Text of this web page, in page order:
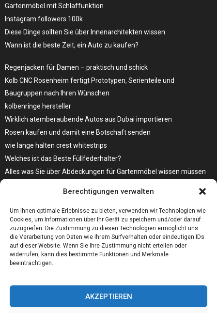
Berechtigungen verwalten
Um Ihnen optimale Erlebnisse zu bieten, verwenden wir Technologien wie
Cookies, um Informationen über Ihr Gerät zu speichern und/oder darauf
zuzugreifen. Die Zustimmung zu diesen Technologien ermöglicht uns
die Verarbeitung von Daten wie Ihrem Surfverhalten oder eindeutigen IDs
auf dieser Website. Wenn Sie Ihre Zustimmung nicht erteilen oder
widerrufen, kann dies bestimmte Funktionen und Merkmale
beeinträchtigen.
AKZEPTIEREN
Gartenmöbel mit Schlaffunktion
Instagram followers 100k
Diese Dinge sollten Sie über Innenarchitekten wissen
Wann ist die beste Zeit, ein Auto zu kaufen?
Regenjacken für Damen – praktisch und schick
Kolb CNC Rosenheim fertigt Prototypen, Serienteile und
Baugruppen nach Ihren Wünschen
kolbenringe hersteller
Wirklich atemberaubende Autos aus Dubai importieren
Rosen kaufen und damit eine Botschaft senden
wie lange halten crest whitestrips
Welches ist das Beste Füllfederhalter?
Alles was Sie über Abdeckungen für Gartenmöbel wissen müssen
Bare Metal Server?